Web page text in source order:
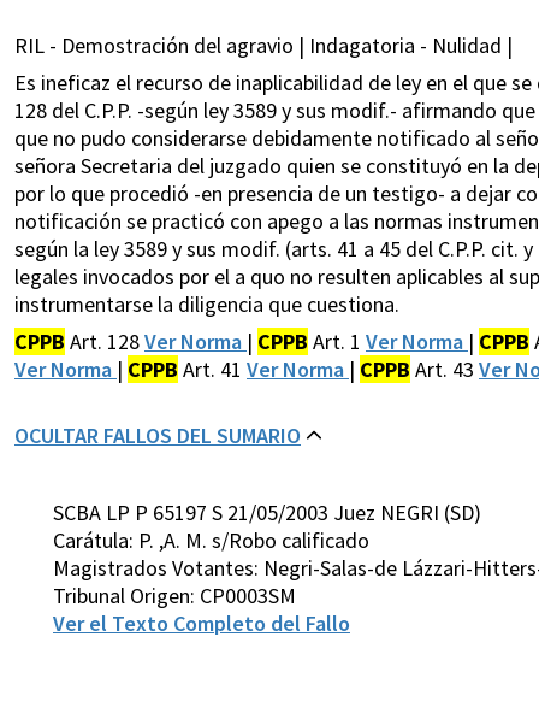
RIL - Demostración del agravio | Indagatoria - Nulidad |
Es ineficaz el recurso de inaplicabilidad de ley en el que
128 del C.P.P. -según ley 3589 y sus modif.- afirmando
que no pudo considerarse debidamente notificado al
señora Secretaria del juzgado quien se constituyó en la
por lo que procedió -en presencia de un testigo- a dejar
notificación se practicó con apego a las normas
según la ley 3589 y sus modif. (arts. 41 a 45 del C.P.P.
legales invocados por el a quo no resulten aplicables al
instrumentarse la diligencia que cuestiona.
CPPB Art. 128Ver Norma | CPPB Art. 1 Ver Norma | CPPB
Ver Norma | CPPB Art. 41 Ver Norma | CPPB Art. 43 Ver
OCULTAR FALLOS DEL SUMARIO
SCBA LP P 65197 S 21/05/2003 Juez NEGRI (SD)
Carátula: P. ,A. M. s/Robo calificado
Magistrados Votantes: Negri-Salas-de Lázzari-
Tribunal Origen: CP0003SM
Ver el Texto Completo del Fallo